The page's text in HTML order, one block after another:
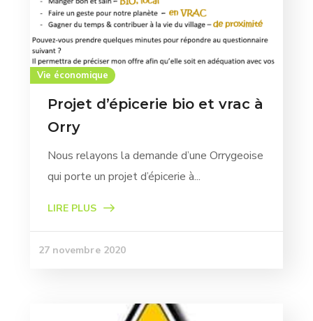
Vie économique
Projet d’épicerie bio et vrac à
Orry
Nous relayons la demande d’une Orrygeoise
qui porte un projet d’épicerie à...
LIRE PLUS
27 novembre 2020